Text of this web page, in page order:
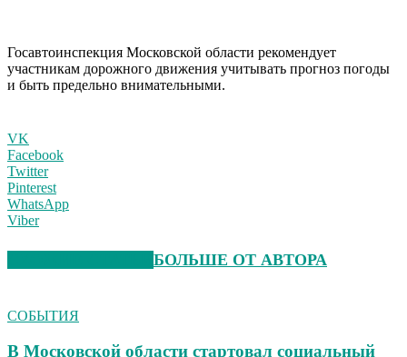
Госавтоинспекция Московской области рекомендует
участникам дорожного движения учитывать прогноз погоды
и быть предельно внимательными.
VK
Facebook
Twitter
Pinterest
WhatsApp
Viber
БОЛЬШЕ ОТ АВТОРА
СОБЫТИЯ
В Московской области стартовал социальный